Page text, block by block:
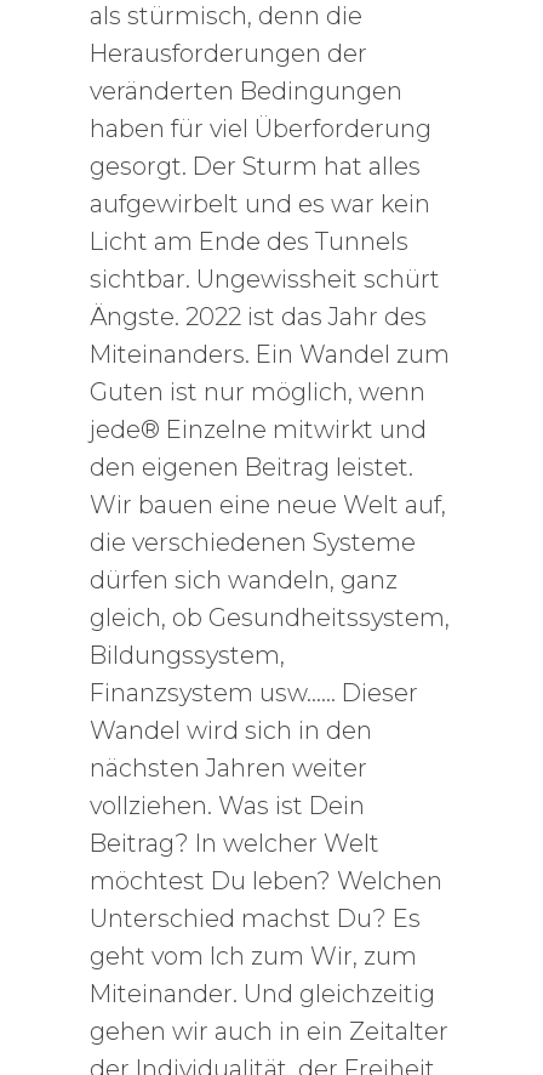
als stürmisch, denn die
Herausforderungen der
veränderten Bedingungen
haben für viel Überforderung
gesorgt. Der Sturm hat alles
aufgewirbelt und es war kein
Licht am Ende des Tunnels
sichtbar. Ungewissheit schürt
Ängste. 2022 ist das Jahr des
Miteinanders. Ein Wandel zum
Guten ist nur möglich, wenn
jede® Einzelne mitwirkt und
den eigenen Beitrag leistet.
Wir bauen eine neue Welt auf,
die verschiedenen Systeme
dürfen sich wandeln, ganz
gleich, ob Gesundheitssystem,
Bildungssystem,
Finanzsystem usw…… Dieser
Wandel wird sich in den
nächsten Jahren weiter
vollziehen. Was ist Dein
Beitrag? In welcher Welt
möchtest Du leben? Welchen
Unterschied machst Du? Es
geht vom Ich zum Wir, zum
Miteinander. Und gleichzeitig
gehen wir auch in ein Zeitalter